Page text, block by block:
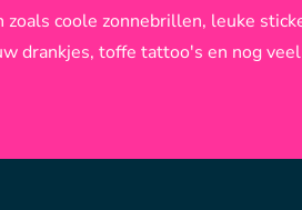
zoals coole zonnebrillen, leuke
drankjes, toffe tattoo's en nog